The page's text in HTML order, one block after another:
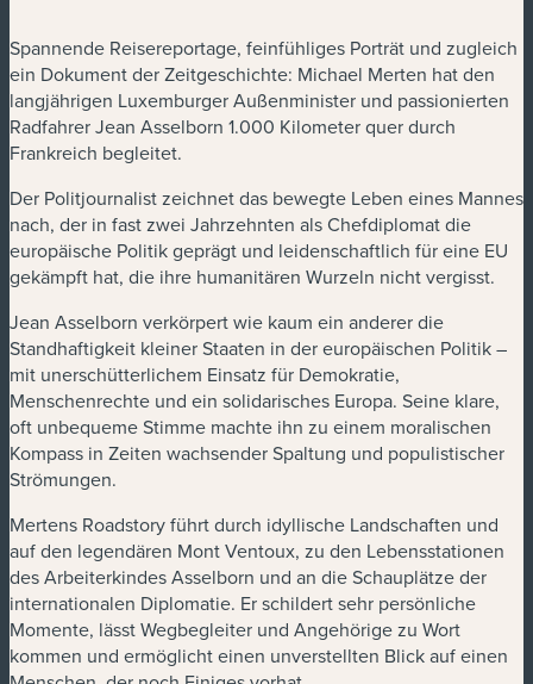
Spannende Reisereportage, feinfühliges Porträt und zugleich
ein Dokument der Zeitgeschichte: Michael Merten hat den
langjährigen Luxemburger Außenminister und passionierten
Radfahrer Jean Asselborn 1.000 Kilometer quer durch
Frankreich begleitet.
Der Politjournalist zeichnet das bewegte Leben eines Mannes
nach, der in fast zwei Jahrzehnten als Chefdiplomat die
europäische Politik geprägt und leidenschaftlich für eine EU
gekämpft hat, die ihre humanitären Wurzeln nicht vergisst.
Jean Asselborn verkörpert wie kaum ein anderer die
Standhaftigkeit kleiner Staaten in der europäischen Politik –
mit unerschütterlichem Einsatz für Demokratie,
Menschenrechte und ein solidarisches Europa. Seine klare,
oft unbequeme Stimme machte ihn zu einem moralischen
Kompass in Zeiten wachsender Spaltung und populistischer
Strömungen.
Mertens Roadstory führt durch idyllische Landschaften und
auf den legendären Mont Ventoux, zu den Lebensstationen
des Arbeiterkindes Asselborn und an die Schauplätze der
internationalen Diplomatie. Er schildert sehr persönliche
Momente, lässt Wegbegleiter und Angehörige zu Wort
kommen und ermöglicht einen unverstellten Blick auf einen